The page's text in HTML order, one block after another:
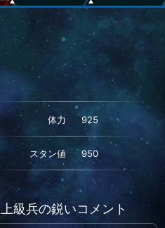
体力 925
スタン値 950
上級兵の鋭いコメント